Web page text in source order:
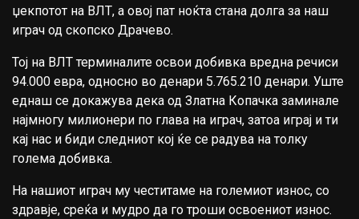
џекпотот на ВЛТ, а овој пат ноќта стана долга за наш
играч од скопско Драчево.
Тој на ВЛТ терминалите освои добивка вредна речиси
94.000 евра, односно во денари 5.765.210 денари. Уште
еднаш се докажува дека од Златна Копачка заминале
најмногу милионери по глава на играч, затоа играј и ти
кај нас и биди следниот кој ќе се радува на толку
голема добивка.
На нашиот играч му честитаме на големиот износ, со
здравје, среќа и мудро да го троши освоениот износ.